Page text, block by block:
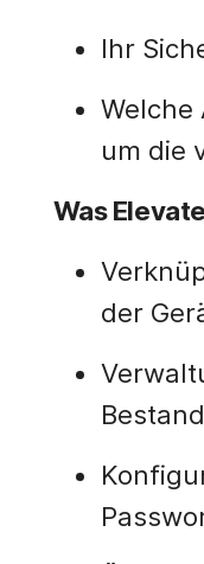
Ihr
Welche
um die
Was
der